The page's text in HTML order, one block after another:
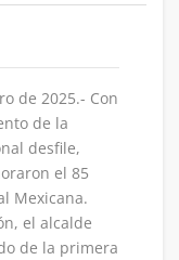
de 2025.- Con
de la
desfile,
el 85
Mexicana.
el alcalde
de la primera